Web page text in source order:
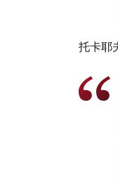
托卡耶